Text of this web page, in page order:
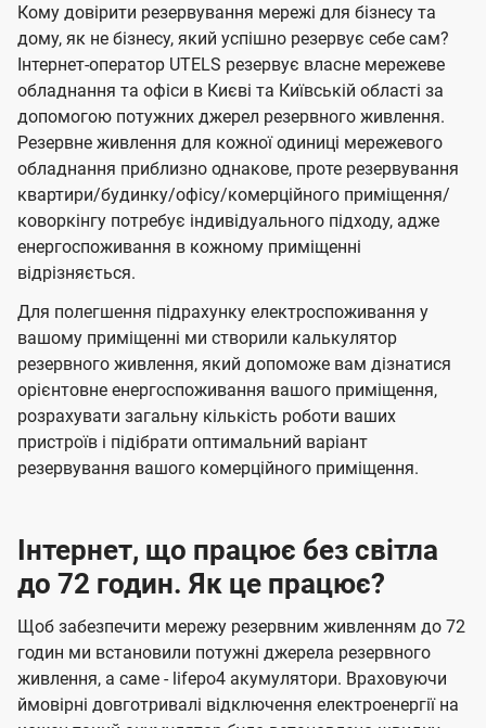
Кому довірити резервування мережі для бізнесу та
дому, як не бізнесу, який успішно резервує себе сам?
Інтернет-оператор UTELS резервує власне мережеве
обладнання та офіси в Києві та Київській області за
допомогою потужних джерел резервного живлення.
Резервне живлення для кожної одиниці мережевого
обладнання приблизно однакове, проте резервування
квартири/будинку/офісу/комерційного приміщення/
коворкінгу потребує індивідуального підходу, адже
енергоспоживання в кожному приміщенні
відрізняється.
Для полегшення підрахунку електроспоживання у
вашому приміщенні ми створили калькулятор
резервного живлення, який допоможе вам дізнатися
орієнтовне енергоспоживання вашого приміщення,
розрахувати загальну кількість роботи ваших
пристроїв і підібрати оптимальний варіант
резервування вашого комерційного приміщення.
Інтернет, що працює без світла
до 72 годин. Як це працює?
Щоб забезпечити мережу резервним живленням до 72
годин ми встановили потужні джерела резервного
живлення, а саме - lifepo4 акумулятори. Враховуючи
ймовірні довготривалі відключення електроенергії на